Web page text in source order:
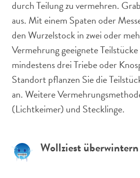
durch Teilung zu vermehren.
aus. Mit einem Spaten oder
den Wurzelstock in zwei oder
Vermehrung geeignete
mindestens drei Triebe oder
Standort pflanzen Sie die
an. Weitere
(Lichtkeimer) und Stecklinge.
Wollziest überwintern